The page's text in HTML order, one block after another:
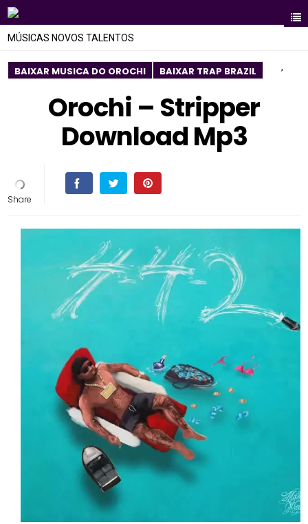
MÚSICAS NOVOS TALENTOS
BAIXAR MUSICA DO OROCHI ,
BAIXAR TRAP BRAZIL
Orochi – Stripper
Download Mp3